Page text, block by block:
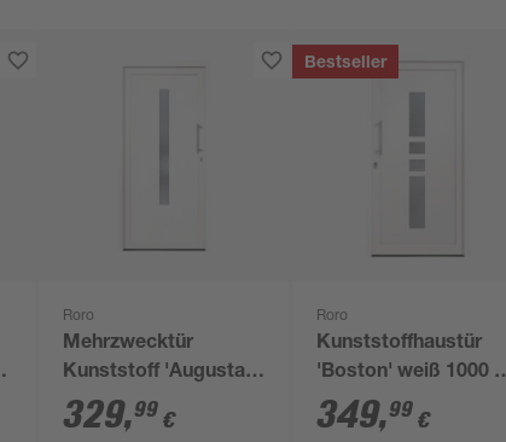
Roro
Mehrzwecktür
Kunststoff 'Augusta'
1100 x 2100 mm
rechts
329,99 €
Bestseller
Roro
Kunststoffhaustür
'Boston' weiß 1000 x
2100 mm DIN L
349,99 €